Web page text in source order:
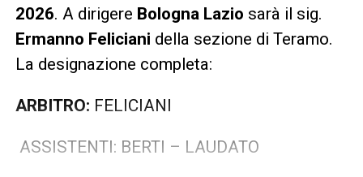
2026. A dirigere Bologna Lazio sarà il sig.
Ermanno Feliciani della sezione di Teramo.
La designazione completa:
ARBITRO: FELICIANI
ASSISTENTI: BERTI – LAUDATO